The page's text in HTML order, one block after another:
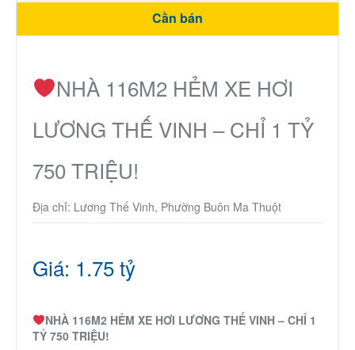
Thành Phố Cà Phê
Ecocity Premia
Liên hệ
Cần bán
NHÀ 116M2 HẺM XE HƠI
LƯƠNG THẾ VINH – CHỈ 1 TỶ
750 TRIỆU!
Địa chỉ: Lương Thế Vinh, Phường Buôn Ma Thuột
Giá: 1.75 tỷ
NHÀ 116M2 HẺM XE HƠI LƯƠNG THẾ VINH – CHỈ 1
TỶ 750 TRIỆU!